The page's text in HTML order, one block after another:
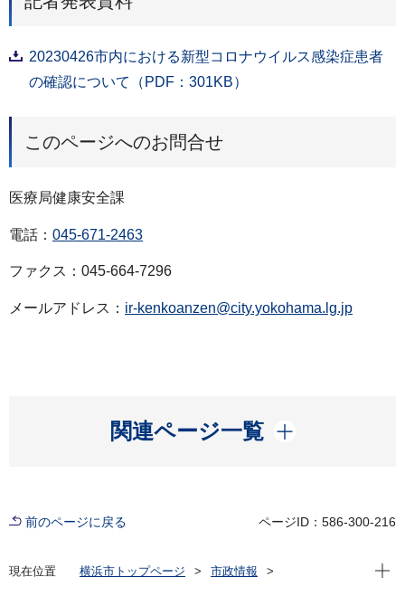
20230426市内における新型コロナウイルス感染症患者
の確認について（PDF：301KB）
このページへのお問合せ
医療局健康安全課
電話： 045-671-2463
ファクス：045-664-7296
メールアドレス： ir-kenkoanzen@city.yokohama.lg.jp
関連ページ一覧
開く
前のページに戻る ページID：586-300-216
現在位置 横浜市トップページ
市政情報
現在